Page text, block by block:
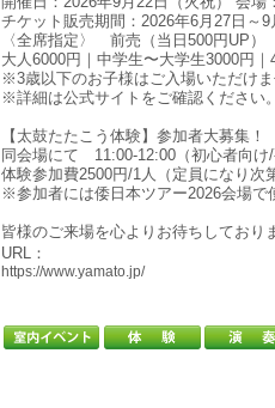
チケット販売期間：2026年6月27日～9
〈全席指定〉 前売（当日500円UP）
大人6000円｜中学生〜大学生3000円｜
※3歳以下のお子様はご入場いただけま
※詳細は公式サイトをご確認ください。
【太鼓たたこう体験】参加者大募集！
同会場にて 11:00-12:00（初心者向け/
体験参加費2500円/1人（定員になり次
※参加者には倭日本ツアー2026会場で
皆様のご来場を心よりお待ちしており
URL：
https://www.yamato.jp/